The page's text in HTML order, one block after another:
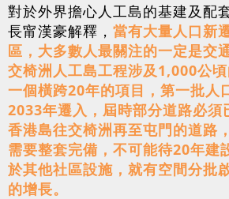
對於外界擔心人工島的基建及配
長甯漢豪解釋， 當有大量人口新
區，大多數人最關注的一定是交
交椅洲人工島工程涉及1,000公
一個橫跨20年的項目，第一批人
2033年遷入，屆時部分道路必須
香港島往交椅洲再至屯門的道路
需要整套完備，不可能待20年建
於其他社區設施，就有空間分批
的增長。